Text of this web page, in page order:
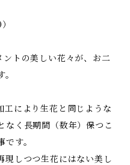
ントの美しい花々が、お二
工により生花と同じような
なく長期間（数年）保つこ
す。
現しつつ生花にはない美し